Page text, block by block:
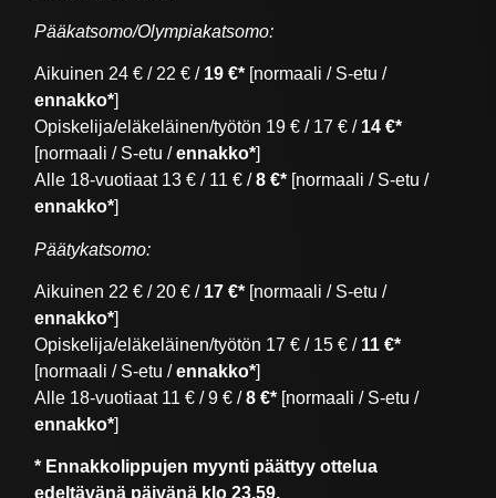
Pääkatsomo/Olympiakatsomo:
Aikuinen 24 € / 22 € / 19 €* [normaali / S-etu /
ennakko*]
Opiskelija/eläkeläinen/työtön 19 € / 17 € / 14 €*
[normaali / S-etu /ennakko*]
Alle 18-vuotiaat 13 € / 11 € /8 €* [normaali / S-etu /
ennakko*]
Päätykatsomo:
Aikuinen 22 € / 20 € / 17 €* [normaali / S-etu /
ennakko*]
Opiskelija/eläkeläinen/työtön 17 € / 15 € / 11 €*
[normaali / S-etu /ennakko*]
Alle 18-vuotiaat 11 € / 9 € /8 €* [normaali / S-etu /
ennakko*]
* Ennakkolippujen myynti päättyy ottelua
edeltävänä päivänä klo 23.59.